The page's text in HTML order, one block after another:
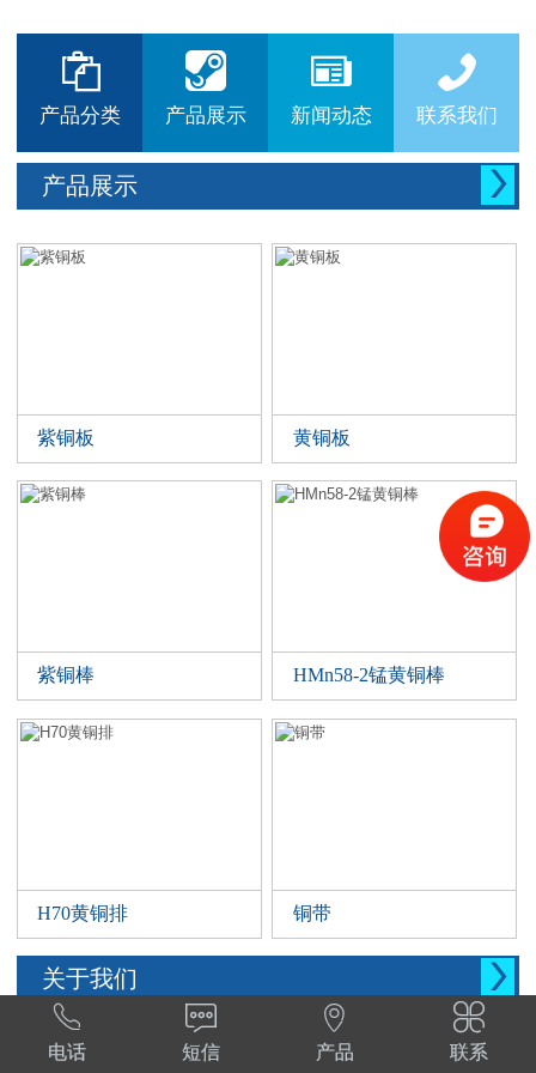



产品分类

产品展示

新闻动态

联系我们
产品展示 
紫铜板 黄铜板
紫铜棒 HMn58-2锰黄铜棒
H70黄铜排 铜带
关于我们 
西安晨腾物资有限公司 常年销售铜管，铜棒。
铜棒，铜排等。材质:T1,T2,T3,TP2,Tu1,TU2,

电话

短信

产品

联系